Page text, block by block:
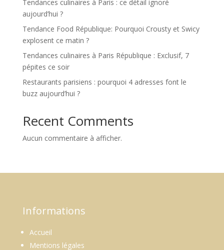
Tendances culinaires à Paris : ce détail ignoré
aujourd’hui ?
Tendance Food République: Pourquoi Crousty et Swicy
explosent ce matin ?
Tendances culinaires à Paris République : Exclusif, 7
pépites ce soir
Restaurants parisiens : pourquoi 4 adresses font le
buzz aujourd’hui ?
Recent Comments
Aucun commentaire à afficher.
Informations
Accueil
Mentions légales